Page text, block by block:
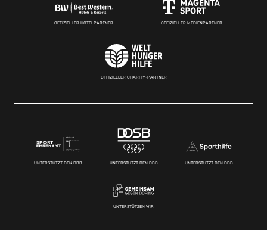
OFFIZIELLER HOTELPARTNER OFFIZIELLER MEDIENPARTNER
OFFIZIELLER CHARITY-PARTNER
UNTERSTÜTZT DEN DBB UNTERSTÜTZT DEN DBB UNTERSTÜTZT DEN DBB
UNTERSTÜTZEN WIR